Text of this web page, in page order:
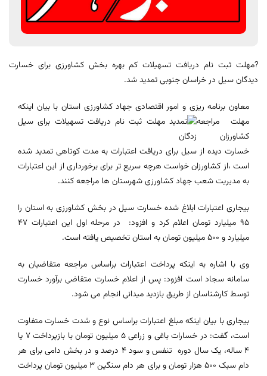
?مهلت ثبت نام دریافت تسهیلات کم بهره بخش کشاورزی برای خسارت
دیدگان سیل در خراسان جنوبی تمدید شد.
معاون برنامه ریزی و امور اقتصادی جهاد کشاورزی استان با بیان اینکه
مهلت مراجعه
کشاورزان
خسارت دیده از سیل برای دریافت اعتبارات به مدت کوتاهی تمدید شده
است ،از کشاورزان خواست هرچه سریع تر برای برخورداری از این اعتبارات
به مدیریت شعب جهاد کشاورزی شهرستان ها مراجعه کنند.
بیجاری اعتبارات ابلاغ شده خسارت سیل در بخش کشاورزی به استان را
95 میلیارد تومان اعلام کرد و افزود: در مرحله اول این اعتبارات 47
میلیارد و 500 میلیون تومان به استان تخصیص یافته است.
وی با اشاره به اینکه پرداخت اعتبارات براساس مراجعه متقاضیان به
سامانه سجاد است افزود: پس از اعلام خسارت متقاضی برآورد خسارت
توسط کارشناسان از طریق بازدید میدانی انجام می شود.
بیجاری با بیان اینکه مبلغ اعتبارات براساس نوع و شدت خسارت متفاوت
است، گفت: در خسارات باغی و زراعی 5 میلیون تومان با بازپرداخت 7 یا
4 ساله، یک سال دوره تنفس و سود 4 درصد و در بخش دامی برای هر
دام سبک 500 هزار تومان و برای هر دام سنگین 3 میلیون تومان پرداخت